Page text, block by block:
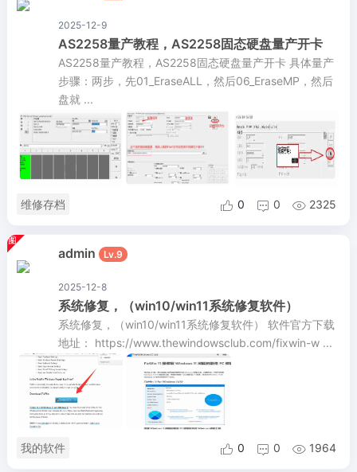
2025-12-9
AS2258量产教程，AS2258固态硬盘量产开卡
AS2258量产教程，AS2258固态硬盘量产开卡 具体量产
步骤：两步，先01_EraseALL，然后06_EraseMP，然后
盘就 ...
维修存档  0  0  2325
admin Lv.9
2025-12-8
系统修复，（win10/win11系统修复软件）
系统修复，（win10/win11系统修复软件） 软件官方下载
地址： https://www.thewindowsclub.com/fixwin-w ...
我的软件  0  0  1964